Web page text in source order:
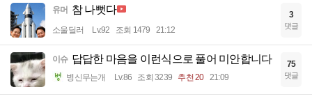
유머 참 나뻣다
소울딜러 Lv.92 조회 1479 21:12
3
댓글
이슈 답답한 마음을 이런식으로 풀어 미안합니다
병신무는개 Lv.86 조회 3239 추천 20 21:09
75
댓글